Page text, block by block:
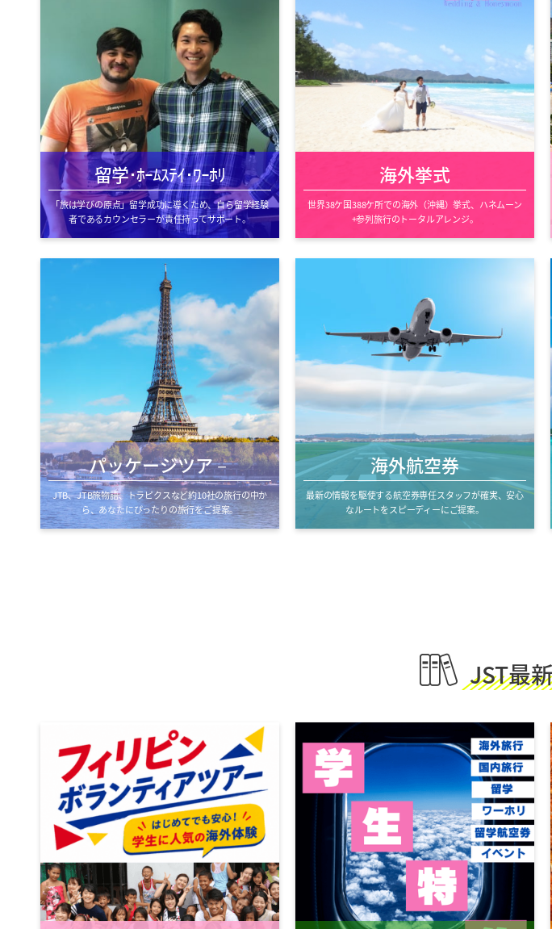
留学･ﾎｰﾑｽﾃｲ･ﾜｰﾎﾘ
「旅は学びの原点」留学成功に導くため、自ら留学経験
者であるカウンセラーが責任持ってサポート。
海外挙式
世界38ケ国388ケ所での海外（沖縄）挙式、ハネムーン
+参列旅行のトータルアレンジ。
パッケージツア－
JTB、JTB旅物語、トラピクスなど約10社の旅行の中か
ら、あなたにぴったりの旅行をご提案。
海外航空券
最新の情報を駆使する航空券専任スタッフが確実、安心
なルートをスピーディーにご提案。
JST最